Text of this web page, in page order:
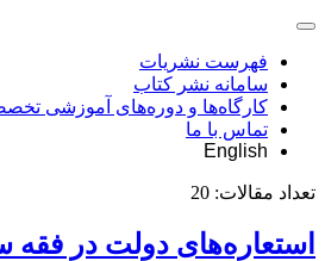
فهرست نشریات
سامانه نشر کتاب
کارگاه‌ها و دوره‌های آموزشی
تماس با ما
English
تعداد مقالات: 20
استعاره‌های دولت در